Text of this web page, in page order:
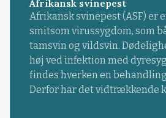
Afrikansk svinepest
Afrikansk svinepest (ASF) er
smitsom virussygdom, som
tamsvin og vildsvin.
høj ved infektion med
findes hverken en
Derfor har det vidtrækkende